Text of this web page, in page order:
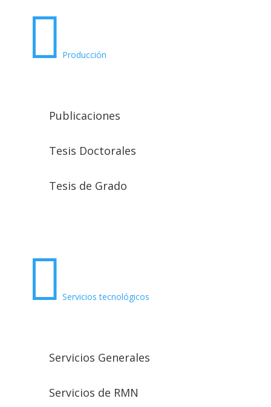
 Producción
Publicaciones
Tesis Doctorales
Tesis de Grado
 Servicios tecnológicos
Servicios Generales
Servicios de RMN